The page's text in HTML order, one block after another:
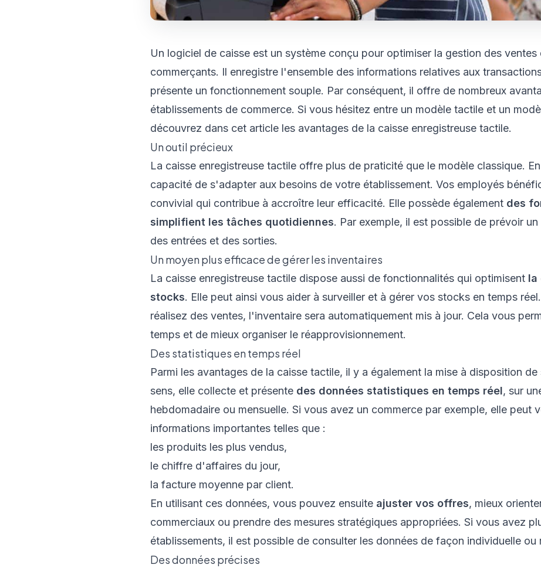
Un logiciel de caisse est un système conçu pour optimiser la gestion des ventes
commerçants. Il enregistre l'ensemble des informations relatives aux
présente un fonctionnement souple. Par conséquent, il offre de nombreux
établissements de commerce. Si vous hésitez entre un modèle tactile et un
découvrez dans cet article les avantages de la caisse enregistreuse tactile.
Un outil précieux
La caisse enregistreuse tactile offre plus de praticité que le modèle classique.
capacité de s'adapter aux besoins de votre établissement. Vos employés
convivial qui contribue à accroître leur efficacité. Elle possède également des
simplifient les tâches quotidiennes. Par exemple, il est possible de prévoir
des entrées et des sorties.
Un moyen plus efficace de gérer les inventaires
La caisse enregistreuse tactile dispose aussi de fonctionnalités qui optimisent la
stocks. Elle peut ainsi vous aider à surveiller et à gérer vos stocks en temps
réalisez des ventes, l'inventaire sera automatiquement mis à jour. Cela vous
temps et de mieux organiser le réapprovisionnement.
Des statistiques en temps réel
Parmi les avantages de la caisse tactile, il y a également la mise à disposition
sens, elle collecte et présente des données statistiques en temps réel, sur
hebdomadaire ou mensuelle. Si vous avez un commerce par exemple, elle peut
informations importantes telles que :
les produits les plus vendus,
le chiffre d'affaires du jour,
la facture moyenne par client.
En utilisant ces données, vous pouvez ensuite ajuster vos offres, mieux
commerciaux ou prendre des mesures stratégiques appropriées. Si vous avez
établissements, il est possible de consulter les données de façon individuelle ou
Des données précises